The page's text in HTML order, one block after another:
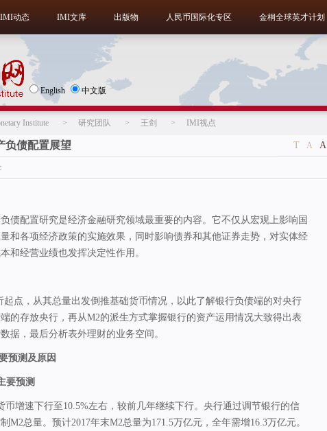
IMI动态 IMI文库 出版物 人民币国际化专区 金桐全球英才计划
English 中文版
Institute > 研究团队 > 王剑 > IMI视点
A
A
T
负债配置展望
债配置研究是经济金融研究领域最重要的内容。它不仅从宏观上影响国
和各项经济政策的实施效果，同时影响债券和其他证券走势，对实体经
和经营业绩也发挥决定性作用。
起点，从其总量出发倒推基础货币情况，以此了解银行负债端的对央行
的存放央行，再从M2的派生方式掌握银行的资产运用情况大致得出表
据，最后分析表外理财的业务空间。
预测及原因
要预测
币增速下行至10.5%左右，较前几年继续下行。央行通过调节银行的信
M2总量。预计2017年末M2总量为171.5万亿元，全年需增16.3万亿元。